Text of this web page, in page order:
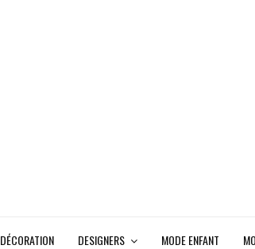
DÉCORATION DESIGNERS MODE ENFANT